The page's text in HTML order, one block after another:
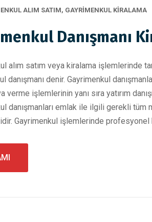
ALIM SATIM, GAYRIMENKUL KIRALAMA
Danışmanı
alım satım veya kiralama işlemlerinde
danışmanı denir. Gayrimenkul
verme işlemlerinin yanı sıra yatırım
danışmanları emlak ile ilgili gerekli
Gayrimenkul işlemlerinde profesyonel